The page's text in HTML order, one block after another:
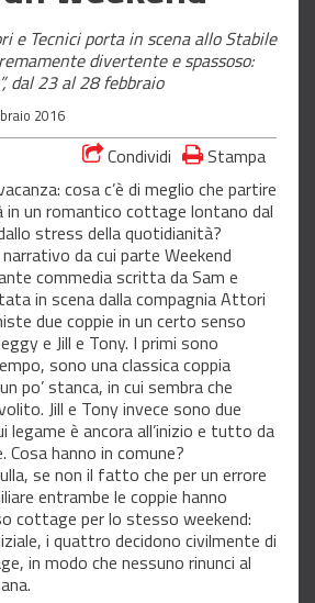
e Tecnici porta in scena allo Stabile
divertente e spassoso:
dal 23 al 28 febbraio
2016
Condividi
Stampa
cosa c’è di meglio che partire
in un romantico cottage lontano dal
stress della quotidianità?
da cui parte Weekend
commedia scritta da Sam e
in scena dalla compagnia Attori
due coppie in un certo senso
e Jill e Tony. I primi sono
sono una classica coppia
po’ stanca, in cui sembra che
Jill e Tony invece sono due
legame è ancora all’inizio e tutto da
Cosa hanno in comune?
se non il fatto che per un errore
entrambe le coppie hanno
cottage per lo stesso weekend:
i quattro decidono civilmente di
in modo che nessuno rinunci al